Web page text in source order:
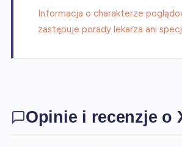
Informacja o charakterze
zastępuje porady lekarza ani
Opinie i recenzje o